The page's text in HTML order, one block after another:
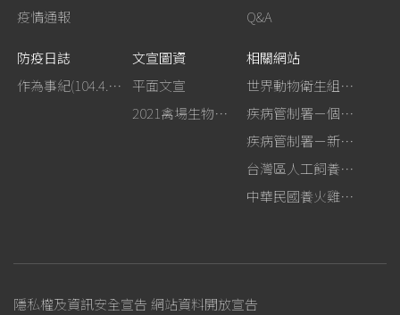
疫情通報
Q&A
防疫日誌
作為事紀(104.4.13行政院新聞傳播處彙整)
文宣圖資
平面文宣
2021禽場生物安全手冊
相關網站
世界動物衛生組織－禽流感網站
疾病管制署－個人防護裝備使用建議
疾病管制署－新型A型流感專區
台灣區人工飼養鴕鳥協會
中華民國養火雞協會
隱私權及資訊安全宣告 網站資料開放宣告